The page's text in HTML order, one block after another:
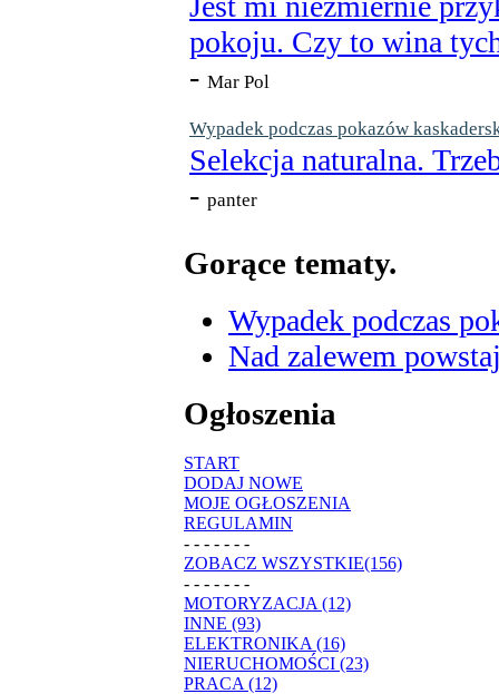
pokoju. Czy to wina
- Mar Pol
Wypadek podczas pokazów
Selekcja naturalna.
- panter
Gorące tematy.
Wypadek podczas
Nad zalewem
Ogłoszenia
START
DODAJ NOWE
MOJE OGŁOSZENIA
REGULAMIN
- - - - - - -
ZOBACZ WSZYSTKIE(156)
- - - - - - -
MOTORYZACJA (12)
INNE (93)
ELEKTRONIKA (16)
NIERUCHOMOŚCI (23)
PRACA (12)